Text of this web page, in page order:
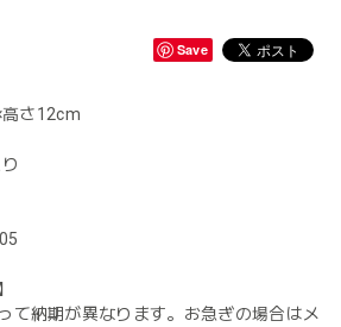
Save
さ12cm
て納期が異なります。お急ぎの場合はメ